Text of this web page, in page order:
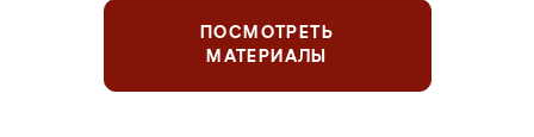
ПОСМОТРЕТЬ
МАТЕРИАЛЫ